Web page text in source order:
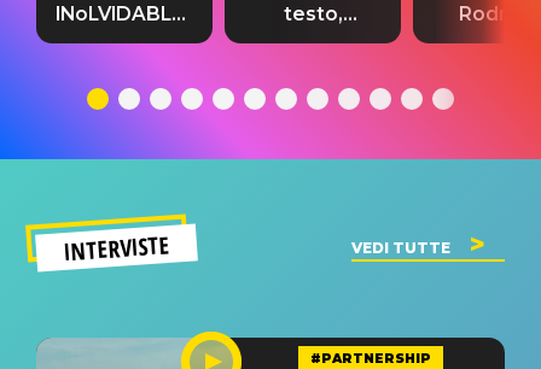
INoLVIDABLE”:
testo,
significato
testo,
traduzione e
del singolo
testo,
INTERVISTE VEDI TUTTE
#PARTNERSHIP